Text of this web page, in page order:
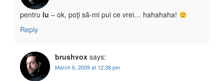
pentru lu – ok, poţi să-mi pui ce vrei… hahahaha!
Reply
brushvox says:
March 6, 2009 at 12:38 pm